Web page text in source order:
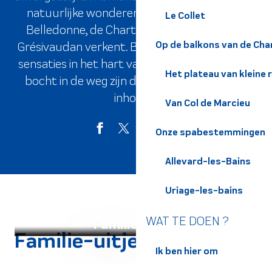
Le Collet
Op de balkons van de
Het plateau van kleine
Van Col de Marcieu
Onze spabestemmingen
Allevard-les-Bains
Uriage-les-bains
WAT TE DOEN ?
Ik ben hier om
natuurlijke wonderen van het massief van
Belledonne, de Chartreuse en de vallei van
Grésivaudan verkent. Bereid je voor op unieke
sensaties in het hart van de bergen, waar elke
bocht in de weg zijn deel van ontdekkingen
inhoudt.
Familie-uitjes
Familie-uitjes